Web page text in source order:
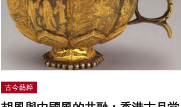
古今藝粹